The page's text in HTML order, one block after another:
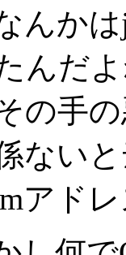
んか
んだ
の手
ない
アド